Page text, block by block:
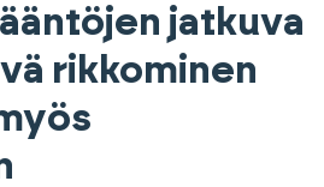
jatkuva
rikkominen